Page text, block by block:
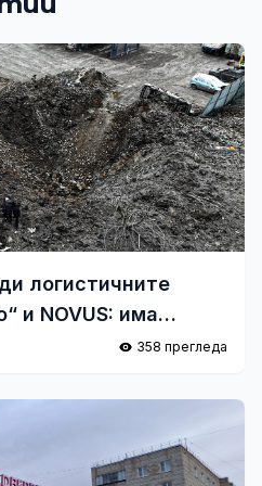
логистичните
и NOVUS: има
358 прегледа